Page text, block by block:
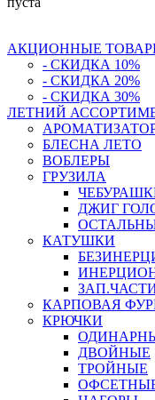
АКЦИОННЫЕ
- СКИДКА 10%
- СКИДКА 20%
- СКИДКА 30%
ЛЕТНИЙ
БЛЕСНА ЛЕТО
ВОБЛЕРЫ
ГРУЗИЛА
ДЖИГ
КАТУШКИ
КАРПОВАЯ
КРЮЧКИ
ДВОЙНЫЕ
ТРОЙНЫЕ